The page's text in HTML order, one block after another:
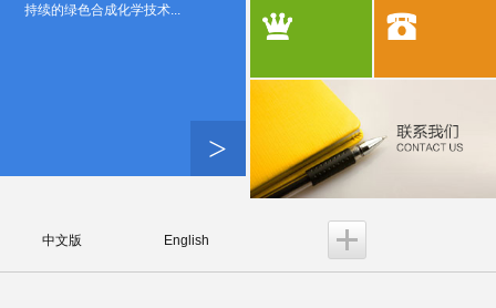
>
持续的绿色合成化学技术...
中文版 English